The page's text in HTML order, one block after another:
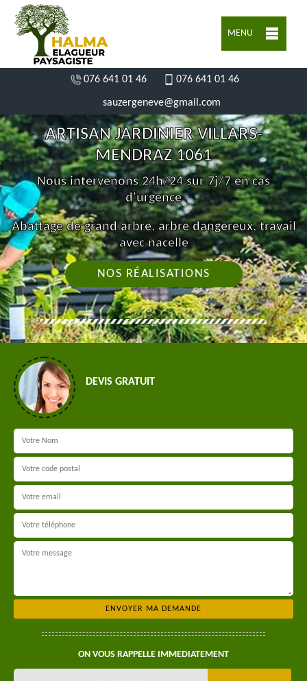
MENU
076 641 01 46 076 641 01 46
sauzergeneve@gmail.com
ARTISAN JARDINIER VILLARS-
MENDRAZ 1061
Nous intervenons 24h/24 sur 7j/7 en cas
d'urgence
Abattage de grand arbre, arbre dangereux, travail
avec nacelle
NOS RÉALISATIONS
DEVIS GRATUIT
ON VOUS RAPPELLE IMMEDIATEMENT